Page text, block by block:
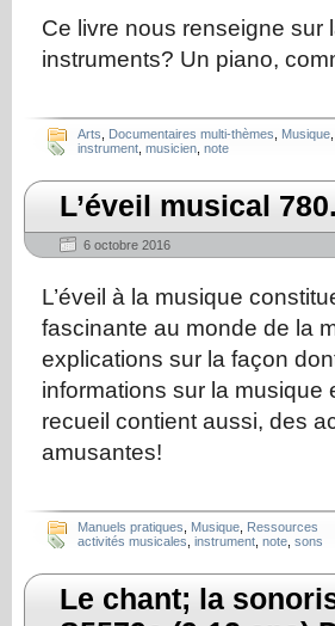
Ce livre nous renseigne sur
instruments? Un piano,
Arts Documentaires multi-thèmes Musique
instrument musicien note
L’éveil musical
6 octobre 2016
L’éveil à la musique
fascinante au monde de la
explications sur la façon
informations sur la musique
recueil contient aussi, des
amusantes!
Manuels pratiques Musique Ressources
activités musicales instrument note sons
Le chant; la